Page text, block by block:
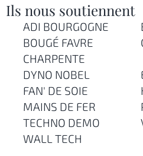
Ils nous soutiennent
ADI BOURGOGNE
BOUGÉ FAVRE
CHARPENTE
DYNO NOBEL
FAN' DE SOIE
MAINS DE FER
TECHNO DEMO
WALL TECH